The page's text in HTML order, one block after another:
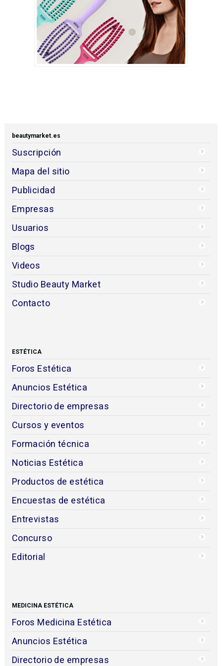
beautymarket.es
Suscripción
Mapa del sitio
Publicidad
Empresas
Usuarios
Blogs
Videos
Studio Beauty Market
Contacto
ESTÉTICA
Foros Estética
Anuncios Estética
Directorio de empresas
Cursos y eventos
Formación técnica
Noticias Estética
Productos de estética
Encuestas de estética
Entrevistas
Concurso
Editorial
MEDICINA ESTÉTICA
Foros Medicina Estética
Anuncios Estética
Directorio de empresas